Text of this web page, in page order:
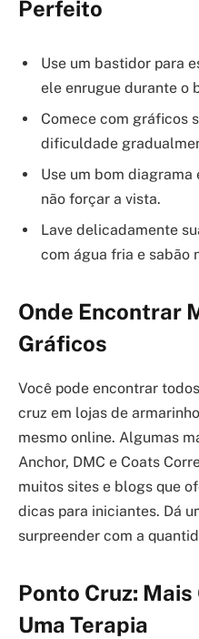
Perfeito
Use um bastidor para
ele enrugue durante o
Comece com gráficos
dificuldade
Use um bom
não forçar a vista.
Lave delicadamente
com água fria e sabão
Onde Encontrar
Gráficos
Você pode encontrar
cruz em lojas de
mesmo online. Algumas
Anchor, DMC e Coats
muitos sites e blogs que
dicas para iniciantes. Dá
surpreender com a
Ponto Cruz:
Uma Terapia